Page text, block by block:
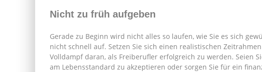
Nicht zu früh aufgeben
Gerade zu Beginn wird nicht alles so laufen, wie Sie es sich
nicht schnell auf. Setzen Sie sich einen realistischen
Volldampf daran, als Freiberufler erfolgreich zu werden. Seien
am Lebensstandard zu akzeptieren oder sorgen Sie für ein